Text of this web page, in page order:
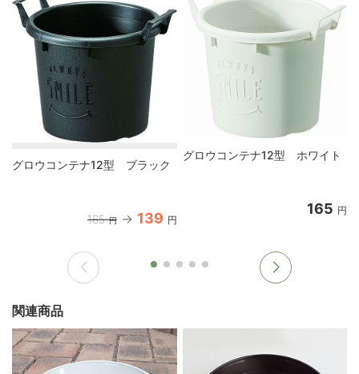
グロウコンテナ12型 ブラック
165 円 139 円
グロウコンテナ12型 ホワイト
165 円
関連商品